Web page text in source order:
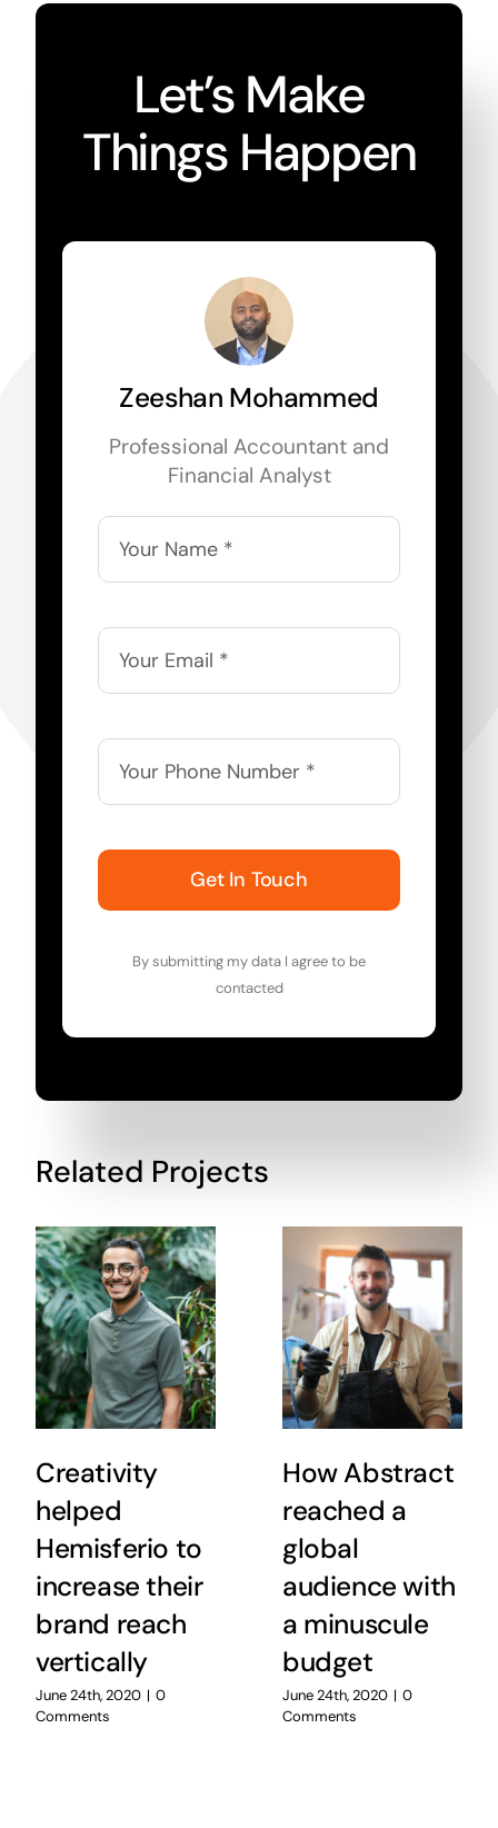
Let’s Make
Things Happen
Zeeshan Mohammed
Professional Accountant and
Financial Analyst
Get In Touch
By submitting my data I agree to be
contacted
Related Projects
Creativity
helped
Hemisferio to
increase their
brand reach
vertically
June 24th, 2020 | 0
Comments
How Abstract
reached a
global
audience with
a minuscule
budget
June 24th, 2020 | 0
Comments